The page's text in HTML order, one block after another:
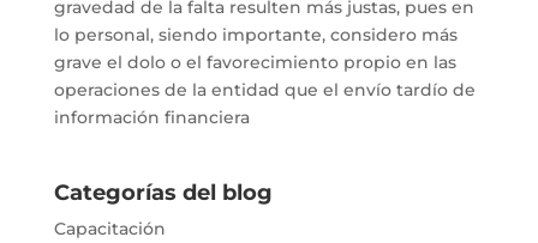
gravedad de la falta resulten más justas, pues en
lo personal, siendo importante, considero más
grave el dolo o el favorecimiento propio en las
operaciones de la entidad que el envío tardío de
información financiera
Categorías del blog
Capacitación